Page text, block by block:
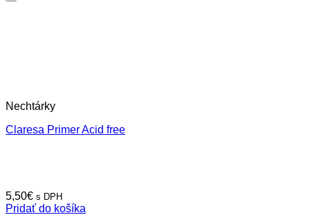
Nechtárky
Claresa Primer Acid free
5,50€ s DPH
Pridať do košíka